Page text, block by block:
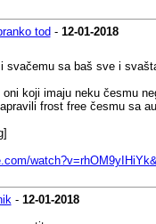
tod - 12-01-2018
svačemu sa baš sve i
koji imaju neku česmu
frost free česmu sa
- 12-01-2018